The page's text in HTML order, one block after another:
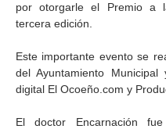
por otorgarle el Premio a
tercera edición.
Este importante evento se
del Ayuntamiento
digital El Ocoeño.com y
El doctor Encarnación